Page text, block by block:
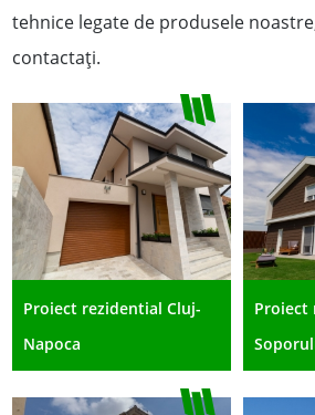
tehnice legate de produsele
contactaţi.
Proiect rezidential Cluj-
Napoca
Proiect